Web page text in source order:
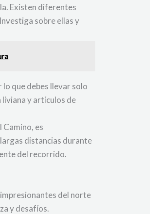
Existen diferentes
sobre ellas y
que debes llevar solo
liviana y artículos de
es
distancias durante
del recorrido.
impresionantes del norte
y desafíos.